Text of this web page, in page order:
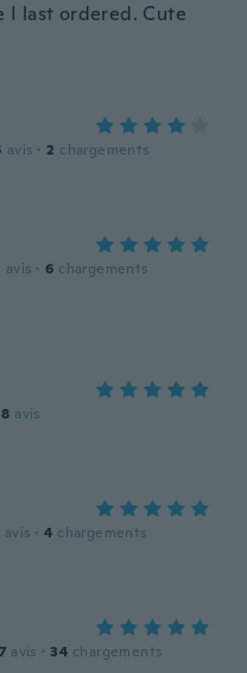
I last ordered. Cute
avis · 2 chargements
avis · 6 chargements
avis
avis · 4 chargements
avis · 34 chargements